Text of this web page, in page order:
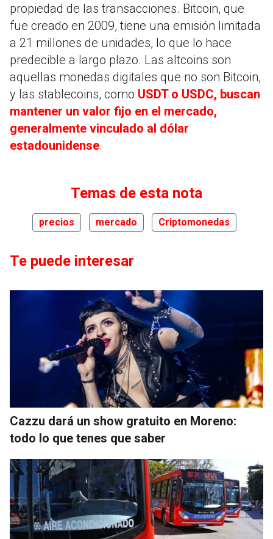
propiedad de las transacciones. Bitcoin, que
fue creado en 2009, tiene una emisión limitada
a 21 millones de unidades, lo que lo hace
predecible a largo plazo. Las altcoins son
aquellas monedas digitales que no son Bitcoin,
y las stablecoins, como USDT o USDC, buscan
mantener un valor fijo en el mercado,
generalmente vinculado al dólar
estadounidense.
Temas de esta nota
precios mercado Criptomonedas
Te puede interesar
Cazzu dará un show gratuito en Moreno:
todo lo que tenes que saber